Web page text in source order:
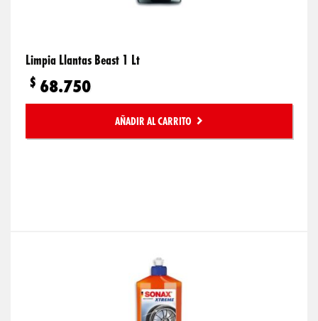
Limpia Llantas Beast 1 Lt
$ 68.750
AÑADIR AL CARRITO